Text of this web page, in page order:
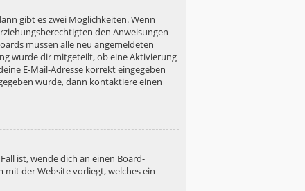
gibt es zwei Möglichkeiten. Wenn
den Anweisungen
müssen alle neu angemeldeten
wurde dir mitgeteilt, ob eine Aktivierung
E-Mail-Adresse korrekt eingegeben
wurde, dann kontaktiere einen
ist, wende dich an einen Board-
der Website vorliegt, welches ein